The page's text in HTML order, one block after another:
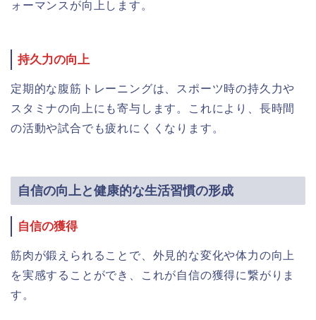
ォーマンスが向上します。
持久力の向上
定期的な腹筋トレーニングは、スポーツ時の持久力や
スタミナの向上にも寄与します。これにより、長時間
の活動や試合でも疲れにくくなります。
自信の向上と健康的な生活習慣の形成
自信の獲得
筋肉が鍛えられることで、外見的な変化や体力の向上
を実感することができ、これが自信の獲得に繋がりま
す。